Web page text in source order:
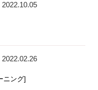
2022.10.05
2022.02.26
ニング]